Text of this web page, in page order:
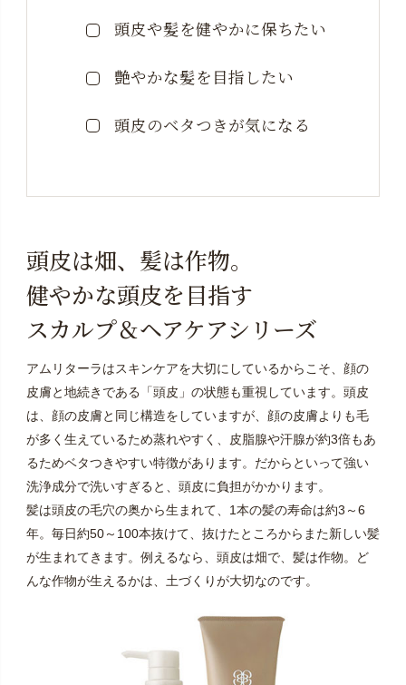
頭皮や髪を健やかに保ちたい
艶やかな髪を目指したい
頭皮のベタつきが気になる
頭皮は畑、髪は作物。
健やかな頭皮を目指す
スカルプ＆ヘアケアシリーズ
アムリターラはスキンケアを大切にしているからこそ、顔の
皮膚と地続きである「頭皮」の状態も重視しています。頭皮
は、顔の皮膚と同じ構造をしていますが、顔の皮膚よりも毛
が多く生えているため蒸れやすく、皮脂腺や汗腺が約3倍もあ
るためベタつきやすい特徴があります。だからといって強い
洗浄成分で洗いすぎると、頭皮に負担がかかります。
髪は頭皮の毛穴の奥から生まれて、1本の髪の寿命は約3～6
年。毎日約50～100本抜けて、抜けたところからまた新しい髪
が生まれてきます。例えるなら、頭皮は畑で、髪は作物。ど
んな作物が生えるかは、土づくりが大切なのです。